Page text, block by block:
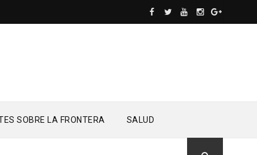
SOBRE LA FRONTERA SALUD